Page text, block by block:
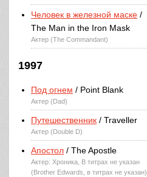
Человек в железной маске /
The Man in the Iron Mask
Актер (The Commandant)
1997
Под огнем / Point Blank
Актер (Dad)
Путешественник / Traveller
Актер (Double D)
Апостол / The Apostle
Актер: Хроника, В титрах не указан
(Brother Edwards, в титрах не указан)